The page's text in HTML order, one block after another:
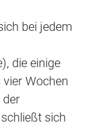
bei jedem
die einige
Wochen
der
sich